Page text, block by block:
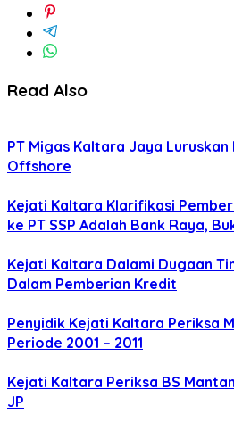
Read Also
PT Migas Kaltara Jaya
Offshore
‎Kejati Kaltara Klarifikasi
ke PT SSP Adalah Bank Raya,
Kejati Kaltara Dalami Dugaan
Dalam Pemberian Kredit
Penyidik Kejati Kaltara Periksa
Periode 2001 – 2011
Kejati Kaltara Periksa BS
JP